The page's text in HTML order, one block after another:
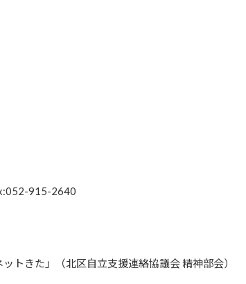
915-2640
トきた」（北区自立支援連絡協議会 精神部会）